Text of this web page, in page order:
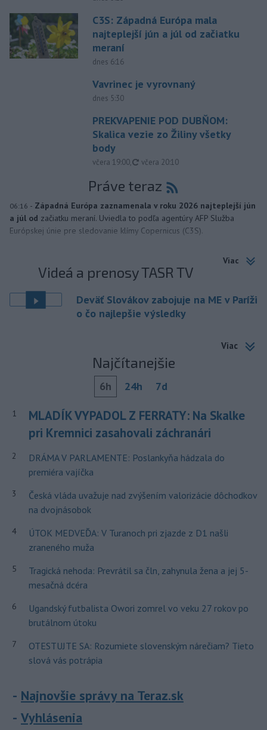
C3S: Západná Európa mala
najteplejší jún a júl od začiatku
meraní
dnes 6:16
Vavrinec je vyrovnaný
dnes 5:30
PREKVAPENIE POD DUBŇOM:
Skalica vezie zo Žiliny všetky
body
včera 19:00, aktualizované
včera 20:10
Práve teraz
06:16 - Západná Európa zaznamenala v roku 2026 najteplejší jún
a júl od začiatku meraní. Uviedla to podľa agentúry AFP Služba
Európskej únie pre sledovanie klímy Copernicus (C3S).
Viac
Videá a prenosy TASR TV
Deväť Slovákov zabojuje na ME v Paríži
o čo najlepšie výsledky
Viac
Najčítanejšie
6h 24h 7d
1
MLADÍK VYPADOL Z FERRATY: Na Skalke
pri Kremnici zasahovali záchranári
2
DRÁMA V PARLAMENTE: Poslankyňa hádzala do
premiéra vajíčka
3
Česká vláda uvažuje nad zvýšením valorizácie dôchodkov
na dvojnásobok
4
ÚTOK MEDVEĎA: V Turanoch pri zjazde z D1 našli
zraneného muža
5
Tragická nehoda: Prevrátil sa čln, zahynula žena a jej 5-
mesačná dcéra
6
Ugandský futbalista Owori zomrel vo veku 27 rokov po
brutálnom útoku
7
OTESTUJTE SA: Rozumiete slovenským nárečiam? Tieto
slová vás potrápia
Najnovšie správy na Teraz.sk
Vyhlásenia